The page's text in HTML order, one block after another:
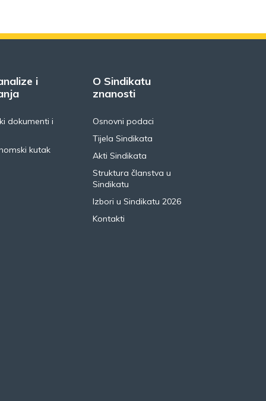
i
dokumenti i
kutak
O Sindikatu
znanosti
Osnovni podaci
Tijela Sindikata
Akti Sindikata
Struktura članstva u
Sindikatu
Izbori u Sindikatu 2026
Kontakti